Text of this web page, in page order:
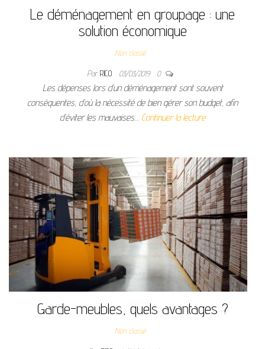
Le déménagement en groupage : une
solution économique
Non classé
ParRICO 03/03/2019 0
Les dépenses lors d’un déménagement sont souvent
conséquentes, d’où la nécessité de bien gérer son budget, afin
d’éviter les mauvaises… Continuer la lecture
Garde-meubles, quels avantages ?
Non classé